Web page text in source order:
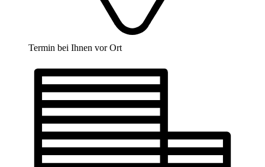
Termin bei Ihnen vor Ort